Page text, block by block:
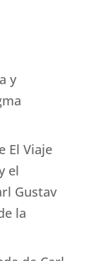
y
El Viaje
el
Gustav
la